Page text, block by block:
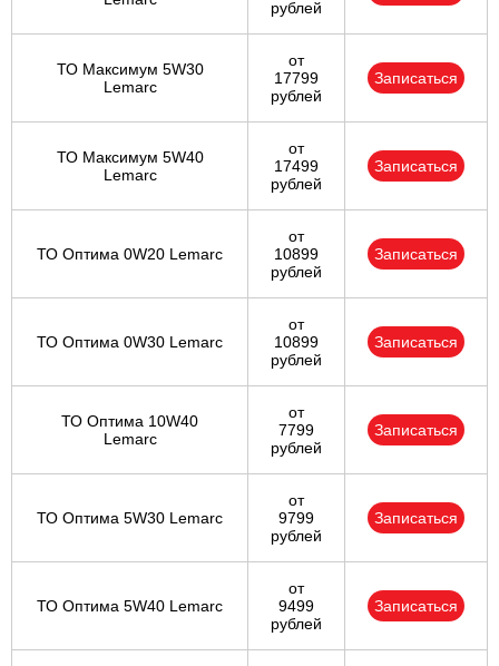
рублей
ТО Максимум 5W30
Lemarc
от
17799
рублей
Записаться
ТО Максимум 5W40
Lemarc
от
17499
рублей
Записаться
ТО Оптима 0W20 Lemarc
от
10899
рублей
Записаться
ТО Оптима 0W30 Lemarc
от
10899
рублей
Записаться
ТО Оптима 10W40
Lemarc
от
7799
рублей
Записаться
ТО Оптима 5W30 Lemarc
от
9799
рублей
Записаться
ТО Оптима 5W40 Lemarc
от
9499
рублей
Записаться